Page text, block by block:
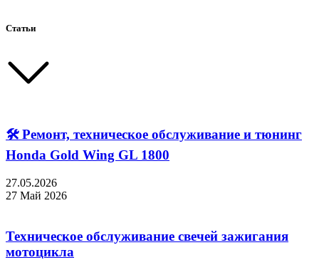
Статьи
🛠 Ремонт, техническое обслуживание и тюнинг
Honda Gold Wing GL 1800
27.05.2026
27 Май 2026
Техническое обслуживание свечей зажигания
мотоцикла